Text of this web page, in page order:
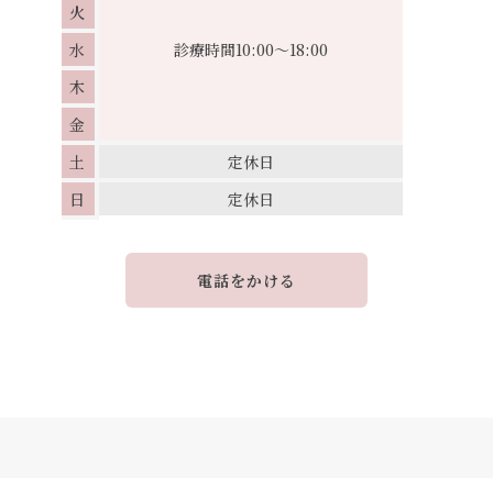
火
水
木
金
土
日
診療時間10:00～18:00
定休日
定休日
電話をかける